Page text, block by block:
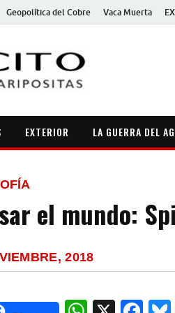
Geopolítica del Cobre Vaca Muerta
EXTERIOR LA GUERRA DEL
el mundo:
2018